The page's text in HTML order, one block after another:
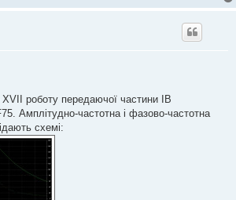
роботу передаючої частини IB
Амплітудно-частотна і фазово-частотна
схемі: